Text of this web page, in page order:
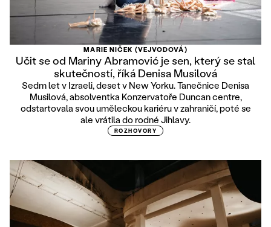
MARIE NIČEK (VEJVODOVÁ)
Učit se od Mariny Abramović je sen, který se stal
skutečností, říká Denisa Musilová
Sedm let v Izraeli, deset v New Yorku. Tanečnice Denisa
Musilová, absolventka Konzervatoře Duncan centre,
odstartovala svou uměleckou kariéru v zahraničí, poté se
ale vrátila do rodné Jihlavy.
ROZHOVORY